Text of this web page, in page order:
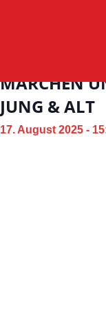
MÄRCHEN
JUNG & ALT
17. August 2025 -